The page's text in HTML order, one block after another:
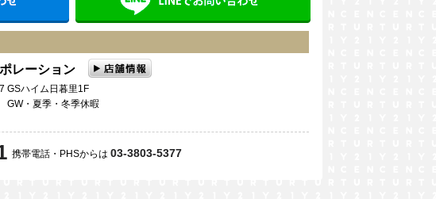
レーション
GSハイム日暮里1F
GW・夏季・冬季休暇
携帯電話・PHSからは 03-3803-5377